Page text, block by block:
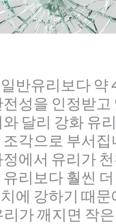
반유리보다 약
전성을 인정받고
달리 강화 유
각으로 부서집
에서 유리가
리보다 훨씬
에 강하기 때
가 깨지면 작